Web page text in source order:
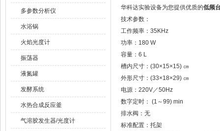
多参数分析仪
水浴锅
火焰光度计
振荡器
液氮罐
发酵系统
水热合成反应釜
气溶胶发生器/光度计
华科达实验设备为您提供优质的低频
技术参数：
工作频率：35KHz
功率：180 W
容量：6 L
槽内尺寸：(30×15×15) ㎝
外形尺寸：(33×18×29) ㎝
电源：220V／50Hz
数字定时： (1～99) min
排水阀：无
标准配置：托架